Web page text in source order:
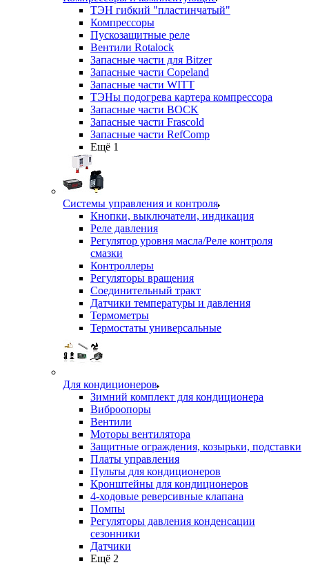
ТЭН гибкий "пластинчатый"
Компрессоры
Пускозащитные реле
Вентили Rotalock
Запасные части для Bitzer
Запасные части Copeland
Запасные части WITT
ТЭНы подогрева картера компрессора
Запасные части BOCK
Запасные части Frascold
Запасные части RefComp
Ещё 1
Системы управления и контроля
Кнопки, выключатели, индикация
Реле давления
Регулятор уровня масла/Реле контроля
смазки
Контроллеры
Регуляторы вращения
Соединительный тракт
Датчики температуры и давления
Термометры
Термостаты универсальные
Для кондиционеров
Зимний комплект для кондиционера
Виброопоры
Вентили
Моторы вентилятора
Защитные ограждения, козырьки, подставки
Платы управления
Пульты для кондиционеров
Кронштейны для кондиционеров
4-ходовые реверсивные клапана
Помпы
Регуляторы давления конденсации
сезонники
Датчики
Ещё 2